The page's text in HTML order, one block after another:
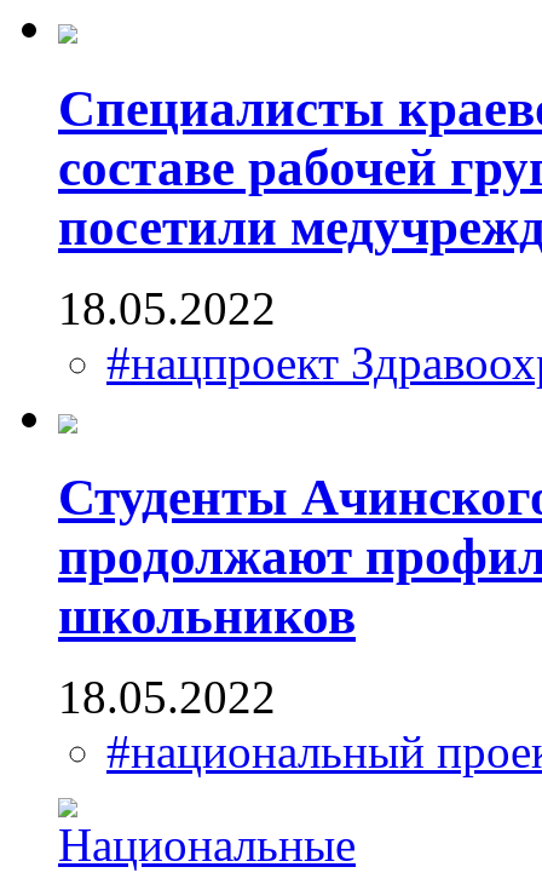
Специалисты
составе рабочей
посетили
18.05.2022
#нацпроект
Студенты
продолжают
школьников
18.05.2022
#национальный